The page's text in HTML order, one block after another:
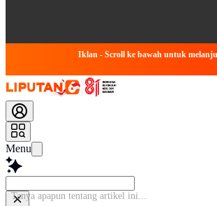
Iklan - Scroll ke bawah untuk
Menu
Tanya apapun tentang artikel i